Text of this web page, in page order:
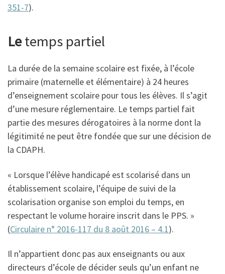
351-7).
Letemps partiel
La durée de la semaine scolaire est fixée, à l’école
primaire (maternelle et élémentaire) à 24 heures
d’enseignement scolaire pour tous les élèves. Il s’agit
d’une mesure réglementaire. Le temps partiel fait
partie des mesures dérogatoires à la norme dont la
légitimité ne peut être fondée que sur une décision de
la CDAPH.
« Lorsque l’élève handicapé est scolarisé dans un
établissement scolaire, l’équipe de suivi de la
scolarisation organise son emploi du temps, en
respectant le volume horaire inscrit dans le PPS. »
(Circulaire n° 2016-117 du 8 août 2016 – 4.1).
Il n’appartient donc pas aux enseignants ou aux
directeurs d’école de décider seuls qu’un enfant ne